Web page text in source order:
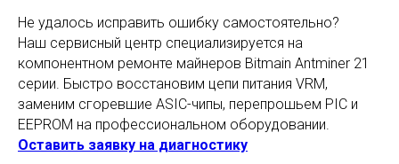
Не удалось исправить ошибку самостоятельно?
Наш сервисный центр специализируется на
компонентном ремонте майнеров Bitmain Antminer 21
серии. Быстро восстановим цепи питания VRM,
заменим сгоревшие ASIC-чипы, перепрошьем PIC и
EEPROM на профессиональном оборудовании.
Оставить заявку на диагностику